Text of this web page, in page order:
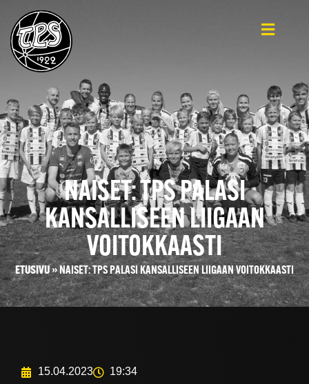
NAISET: TPS PALASI
KANSALLISEEN LIIGAAN
VOITOKKAASTI
ETUSIVU»NAISET: TPS PALASI KANSALLISEEN LIIGAAN VOITOKKAASTI
15.04.2023 19:34